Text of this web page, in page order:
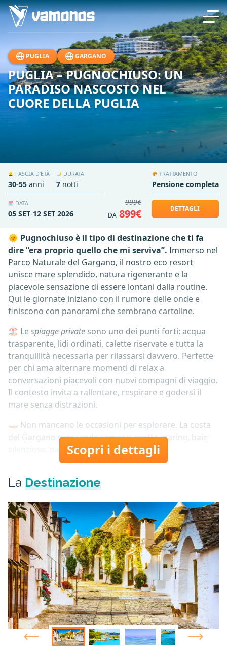
PUGLIA GARGANO
PUGLIA – PUGNOCHIUSO: UN
PARADISO NASCOSTO NEL
CUORE DELLA PUGLIA
🗓️ DATA
05 SET-12 SET 2026
🌙 DURATA
7 notti
👱‍♀️ FASCIA D’ETÀ
30-55 anni
🥐 TRATTAMENTO
Pensione completa
999€
DA899€ DETTAGLI
🌞 Pugnochiuso è il tipo di destinazione che ti fa
dire “era proprio quello che mi serviva”. Immerso nel
Parco Naturale del Gargano, il nostro eco resort
unisce mare splendido, natura rigenerante e la
piacevole sensazione di essere lontani dalla routine.
Qui le giornate iniziano con il rumore delle onde e
finiscono con panorami che sembrano cartoline.
🏖️ Lespiagge private sono uno dei punti forti: acqua
trasparente, lidi ordinati, calette riservate e tutta la
tranquillità necessaria per rilassarsi davvero. Perfette
per chi ama alternare momenti di relax a
conversazioni piacevoli con nuovi compagni di viaggio.
Il contesto invita a rallentare, respirare e godersi il
mare senza distrazioni.
🛶 Non mancano le occasioni per esplorare. La costa
del Gargano sorprende sempre: grotte marine, baie
silenziose, pareti rocciose che...
Scopri i dettagli
La Destinazione